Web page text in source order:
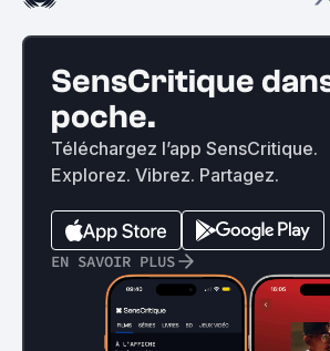
SensCritique
poche.
Téléchargez l’app SensCritique.
Explorez. Vibrez. Partagez.
EN SAVOIR PLUS